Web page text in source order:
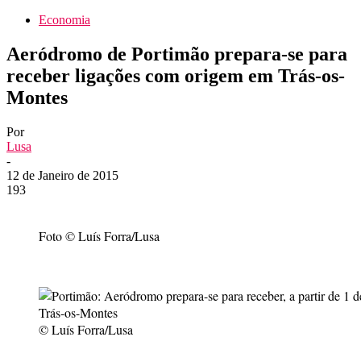
Economia
Aeródromo de Portimão prepara-se para
receber ligações com origem em Trás-os-
Montes
Por
Lusa
-
12 de Janeiro de 2015
193
Foto © Luís Forra/Lusa
© Luís Forra/Lusa